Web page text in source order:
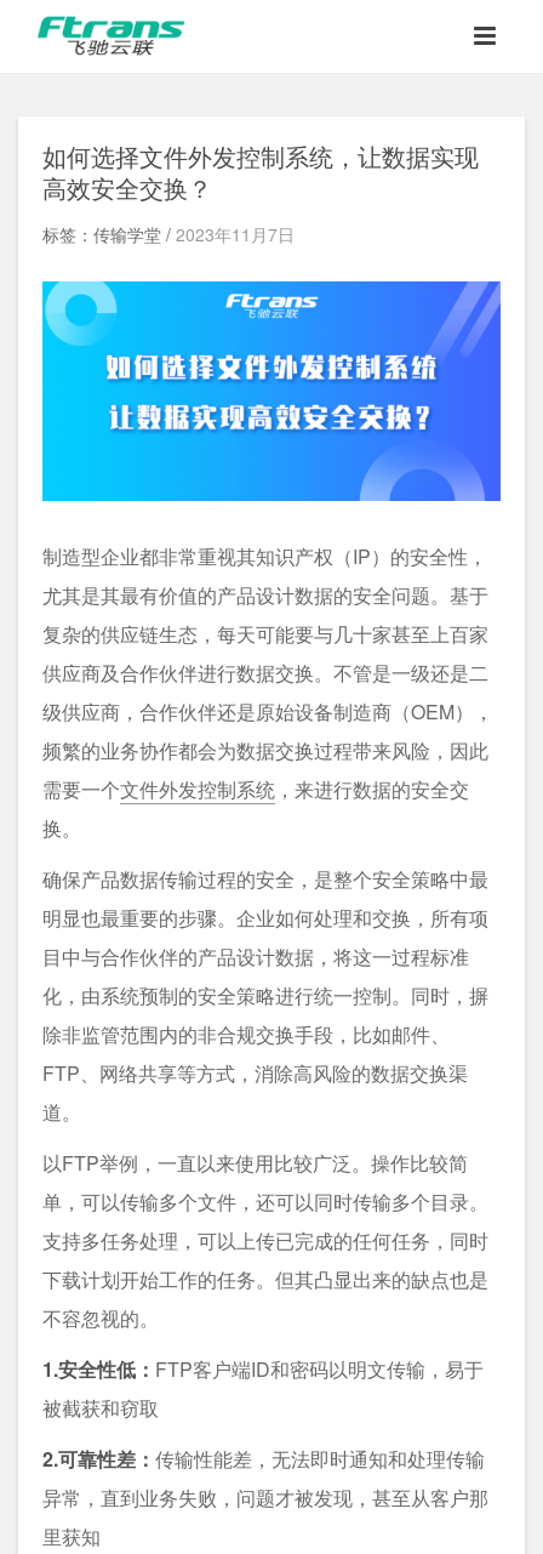
如何选择文件外发控制系统，让数据实现
高效安全交换？
标签：传输学堂 / 2023年11月7日
制造型企业都非常重视其知识产权（IP）的安全性，
尤其是其最有价值的产品设计数据的安全问题。基于
复杂的供应链生态，每天可能要与几十家甚至上百家
供应商及合作伙伴进行数据交换。不管是一级还是二
级供应商，合作伙伴还是原始设备制造商（OEM），
频繁的业务协作都会为数据交换过程带来风险，因此
需要一个文件外发控制系统 ，来进行数据的安全交
换。
确保产品数据传输过程的安全，是整个安全策略中最
明显也最重要的步骤。企业如何处理和交换，所有项
目中与合作伙伴的产品设计数据，将这一过程标准
化，由系统预制的安全策略进行统一控制。同时，摒
除非监管范围内的非合规交换手段，比如邮件、
FTP、网络共享等方式，消除高风险的数据交换渠
道。
以FTP举例，一直以来使用比较广泛。操作比较简
单，可以传输多个文件，还可以同时传输多个目录。
支持多任务处理，可以上传已完成的任何任务，同时
下载计划开始工作的任务。但其凸显出来的缺点也是
不容忽视的。
1.安全性低： FTP客户端ID和密码以明文传输，易于
被截获和窃取
2.可靠性差： 传输性能差，无法即时通知和处理传输
异常，直到业务失败，问题才被发现，甚至从客户那
里获知